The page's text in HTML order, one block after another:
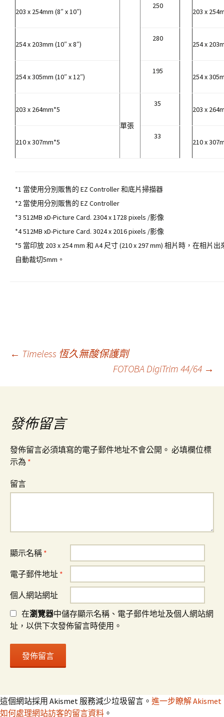
203 x 254mm (8″ x 10″)
250
254 x 203mm (10″ x 8″)
280
254 x 305mm (10″ x 12″)
195
203 x 264mm*5
單張
35
210 x 307mm*5
33
203 x
254 x
254 x
203 x
210 x
*1 當使用分別販售的 EZ Controller 和底片掃描器
*2 當使用分別販售的 EZ Controller
*3 512MB xD-Picture Card. 2304 x 1728 pixels /影像
*4 512MB xD-Picture Card. 3024 x 2016 pixels /影像
*5 當印放 203 x 254 mm 和 A4 尺寸 (210 x 297 mm) 相片時，在相片
自動裁切5mm。
文
章
導
覽
← Timeless 恆久無酸保護劑
FOTOBA DigiTrim 44/64 →
發佈留言
發佈留言必須填寫的電子郵件地址不會公開。 必填欄位標
示為 *
留言
顯示名稱 *
電子郵件地址 *
個人網站網址
在瀏覽器中儲存顯示名稱、電子郵件地址及個人網站網
址，以供下次發佈留言時使用。
這個網站採用 Akismet 服務減少垃圾留言。 進一步瞭解 Akismet
如何處理網站訪客的留言資料 。